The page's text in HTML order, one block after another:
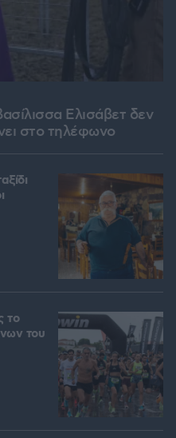
Ελισάβετ δεν
στο τηλέφωνο
το
του